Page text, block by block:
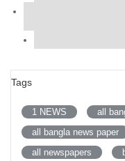
Tags
1 NEWS
all
all bangla news paper
all newspapers